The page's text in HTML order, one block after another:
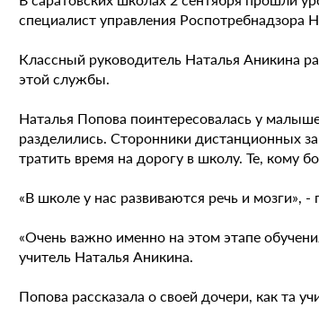
специалист управления Роспотребнадзора
Классный руководитель Наталья Аникина
этой службы.
Наталья Попова поинтересовалась у
разделились. Сторонники дистанционных
тратить время на дорогу в школу. Те, кому
«В школе у нас развиваются речь и мозги»,
«Очень важно именно на этом этапе
учитель Наталья Аникина.
Попова рассказала о своей дочери, как та